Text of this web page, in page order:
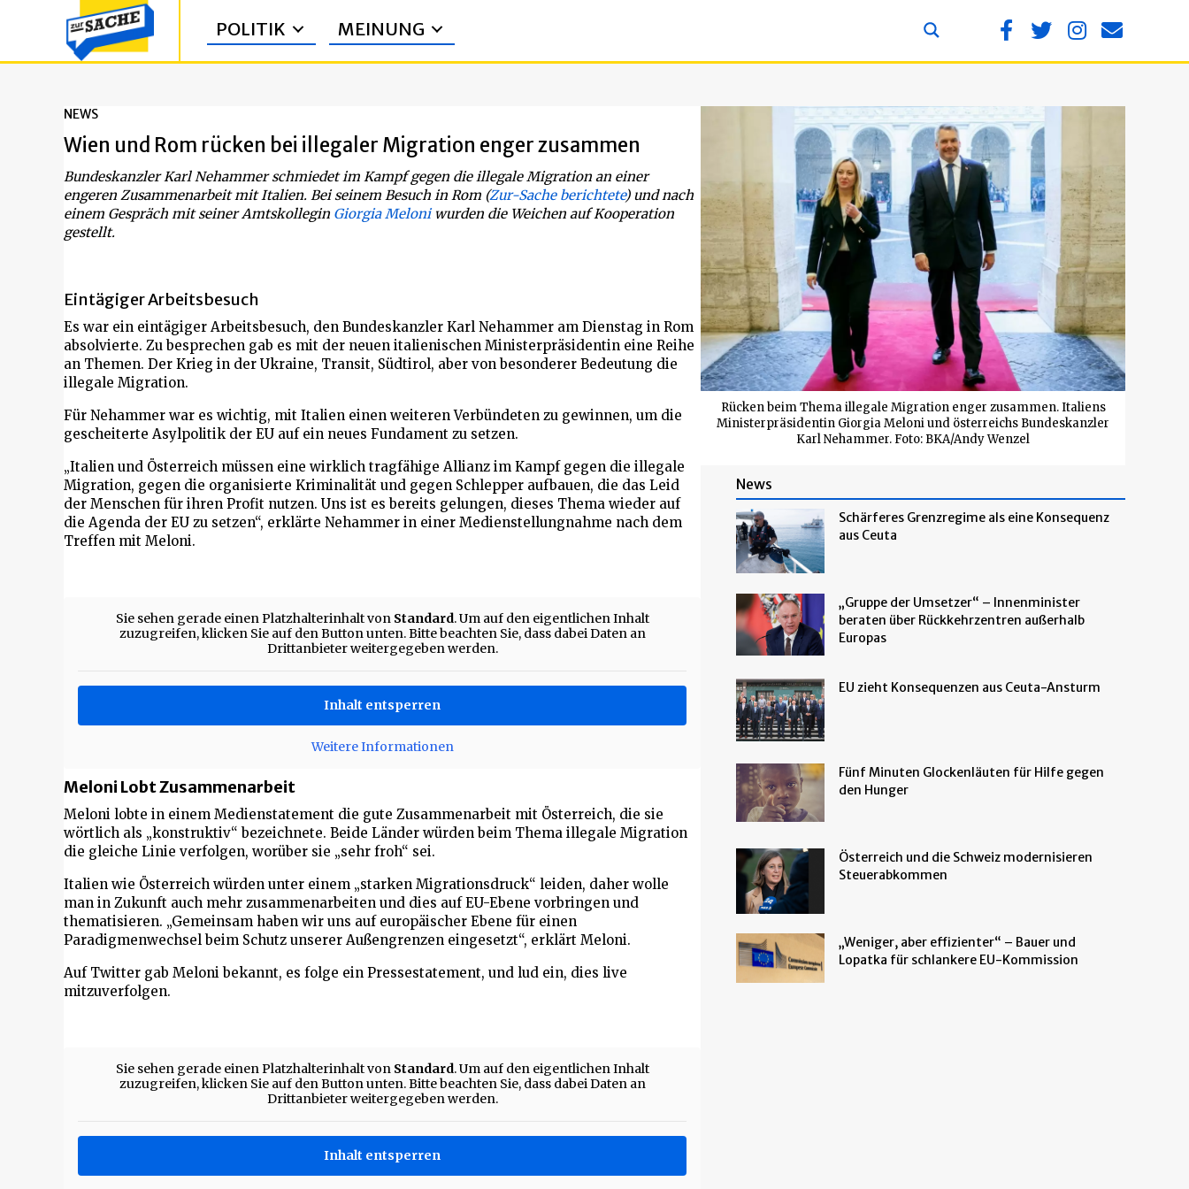
POLITIK MEINUNG
NEWS
Wien und Rom rücken bei illegaler Migration enger zusammen
Bundeskanzler Karl Nehammer schmiedet im Kampf gegen die illegale Migration an einer
engeren Zusammenarbeit mit Italien. Bei seinem Besuch in Rom (Zur-Sache berichtete) und nach
einem Gespräch mit seiner Amtskollegin Giorgia Meloniwurden die Weichen auf Kooperation
gestellt.
Eintägiger Arbeitsbesuch
Es war ein eintägiger Arbeitsbesuch, den Bundeskanzler Karl Nehammer am Dienstag in Rom
absolvierte. Zu besprechen gab es mit der neuen italienischen Ministerpräsidentin eine Reihe
an Themen. Der Krieg in der Ukraine, Transit, Südtirol, aber von besonderer Bedeutung die
illegale Migration.
Für Nehammer war es wichtig, mit Italien einen weiteren Verbündeten zu gewinnen, um die
gescheiterte Asylpolitik der EU auf ein neues Fundament zu setzen.
„Italien und Österreich müssen eine wirklich tragfähige Allianz im Kampf gegen die illegale
Migration, gegen die organisierte Kriminalität und gegen Schlepper aufbauen, die das Leid
der Menschen für ihren Profit nutzen. Uns ist es bereits gelungen, dieses Thema wieder auf
die Agenda der EU zu setzen“, erklärte Nehammer in einer Medienstellungnahme nach dem
Treffen mit Meloni.
Sie sehen gerade einen Platzhalterinhalt von Standard. Um auf den eigentlichen Inhalt
zuzugreifen, klicken Sie auf den Button unten. Bitte beachten Sie, dass dabei Daten an
Drittanbieter weitergegeben werden.
Inhalt entsperren
Weitere Informationen
Meloni Lobt Zusammenarbeit
Meloni lobte in einem Medienstatement die gute Zusammenarbeit mit Österreich, die sie
wörtlich als „konstruktiv“ bezeichnete. Beide Länder würden beim Thema illegale Migration
die gleiche Linie verfolgen, worüber sie „sehr froh“ sei.
Italien wie Österreich würden unter einem „starken Migrationsdruck“ leiden, daher wolle
man in Zukunft auch mehr zusammenarbeiten und dies auf EU-Ebene vorbringen und
thematisieren. „Gemeinsam haben wir uns auf europäischer Ebene für einen
Paradigmenwechsel beim Schutz unserer Außengrenzen eingesetzt“, erklärt Meloni.
Auf Twitter gab Meloni bekannt, es folge ein Pressestatement, und lud ein, dies live
mitzuverfolgen.
Sie sehen gerade einen Platzhalterinhalt von Standard. Um auf den eigentlichen Inhalt
zuzugreifen, klicken Sie auf den Button unten. Bitte beachten Sie, dass dabei Daten an
Drittanbieter weitergegeben werden.
Inhalt entsperren
Rücken beim Thema illegale Migration enger zusammen. Italiens
Ministerpräsidentin Giorgia Meloni und österreichs Bundeskanzler
Karl Nehammer. Foto: BKA/Andy Wenzel
News
Schärferes Grenzregime als eine Konsequenz
aus Ceuta
„Gruppe der Umsetzer“ – Innenminister
beraten über Rückkehrzentren außerhalb
Europas
EU zieht Konsequenzen aus Ceuta-Ansturm
Fünf Minuten Glockenläuten für Hilfe gegen
den Hunger
Österreich und die Schweiz modernisieren
Steuerabkommen
„Weniger, aber effizienter“ – Bauer und
Lopatka für schlankere EU-Kommission